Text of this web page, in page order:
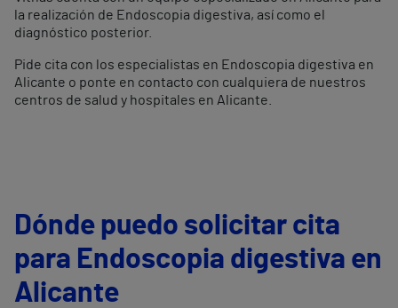
la realización de Endoscopia digestiva, así como el
diagnóstico posterior.
Pide cita con los especialistas en Endoscopia digestiva en
Alicante o ponte en contacto con cualquiera de nuestros
centros de salud y hospitales en Alicante.
Dónde puedo solicitar cita
para Endoscopia digestiva en
Alicante